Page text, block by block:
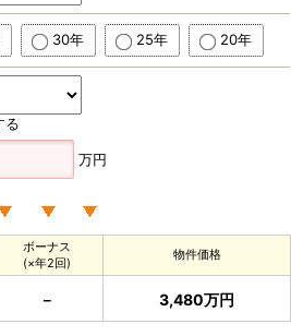
30年 25年 20年
る
万円
ボーナス
(×年2回)
物件価格
－ 3,480万円